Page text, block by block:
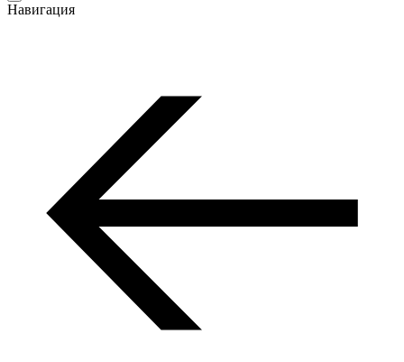
Навигация